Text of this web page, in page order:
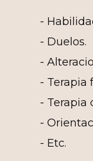
-
- Duelos.
-
- Terapia
- Terapia
-
- Etc.